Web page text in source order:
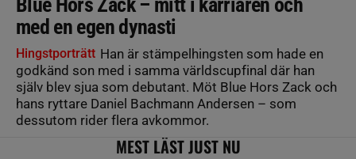
Blue Hors Zack – mitt i karriären och
med en egen dynasti
Hingstporträtt Han är stämpelhingsten som hade en
godkänd son med i samma världscupfinal där han
själv blev sjua som debutant. Möt Blue Hors Zack och
hans ryttare Daniel Bachmann Andersen – som
dessutom rider flera avkommor.
MEST LÄST JUST NU